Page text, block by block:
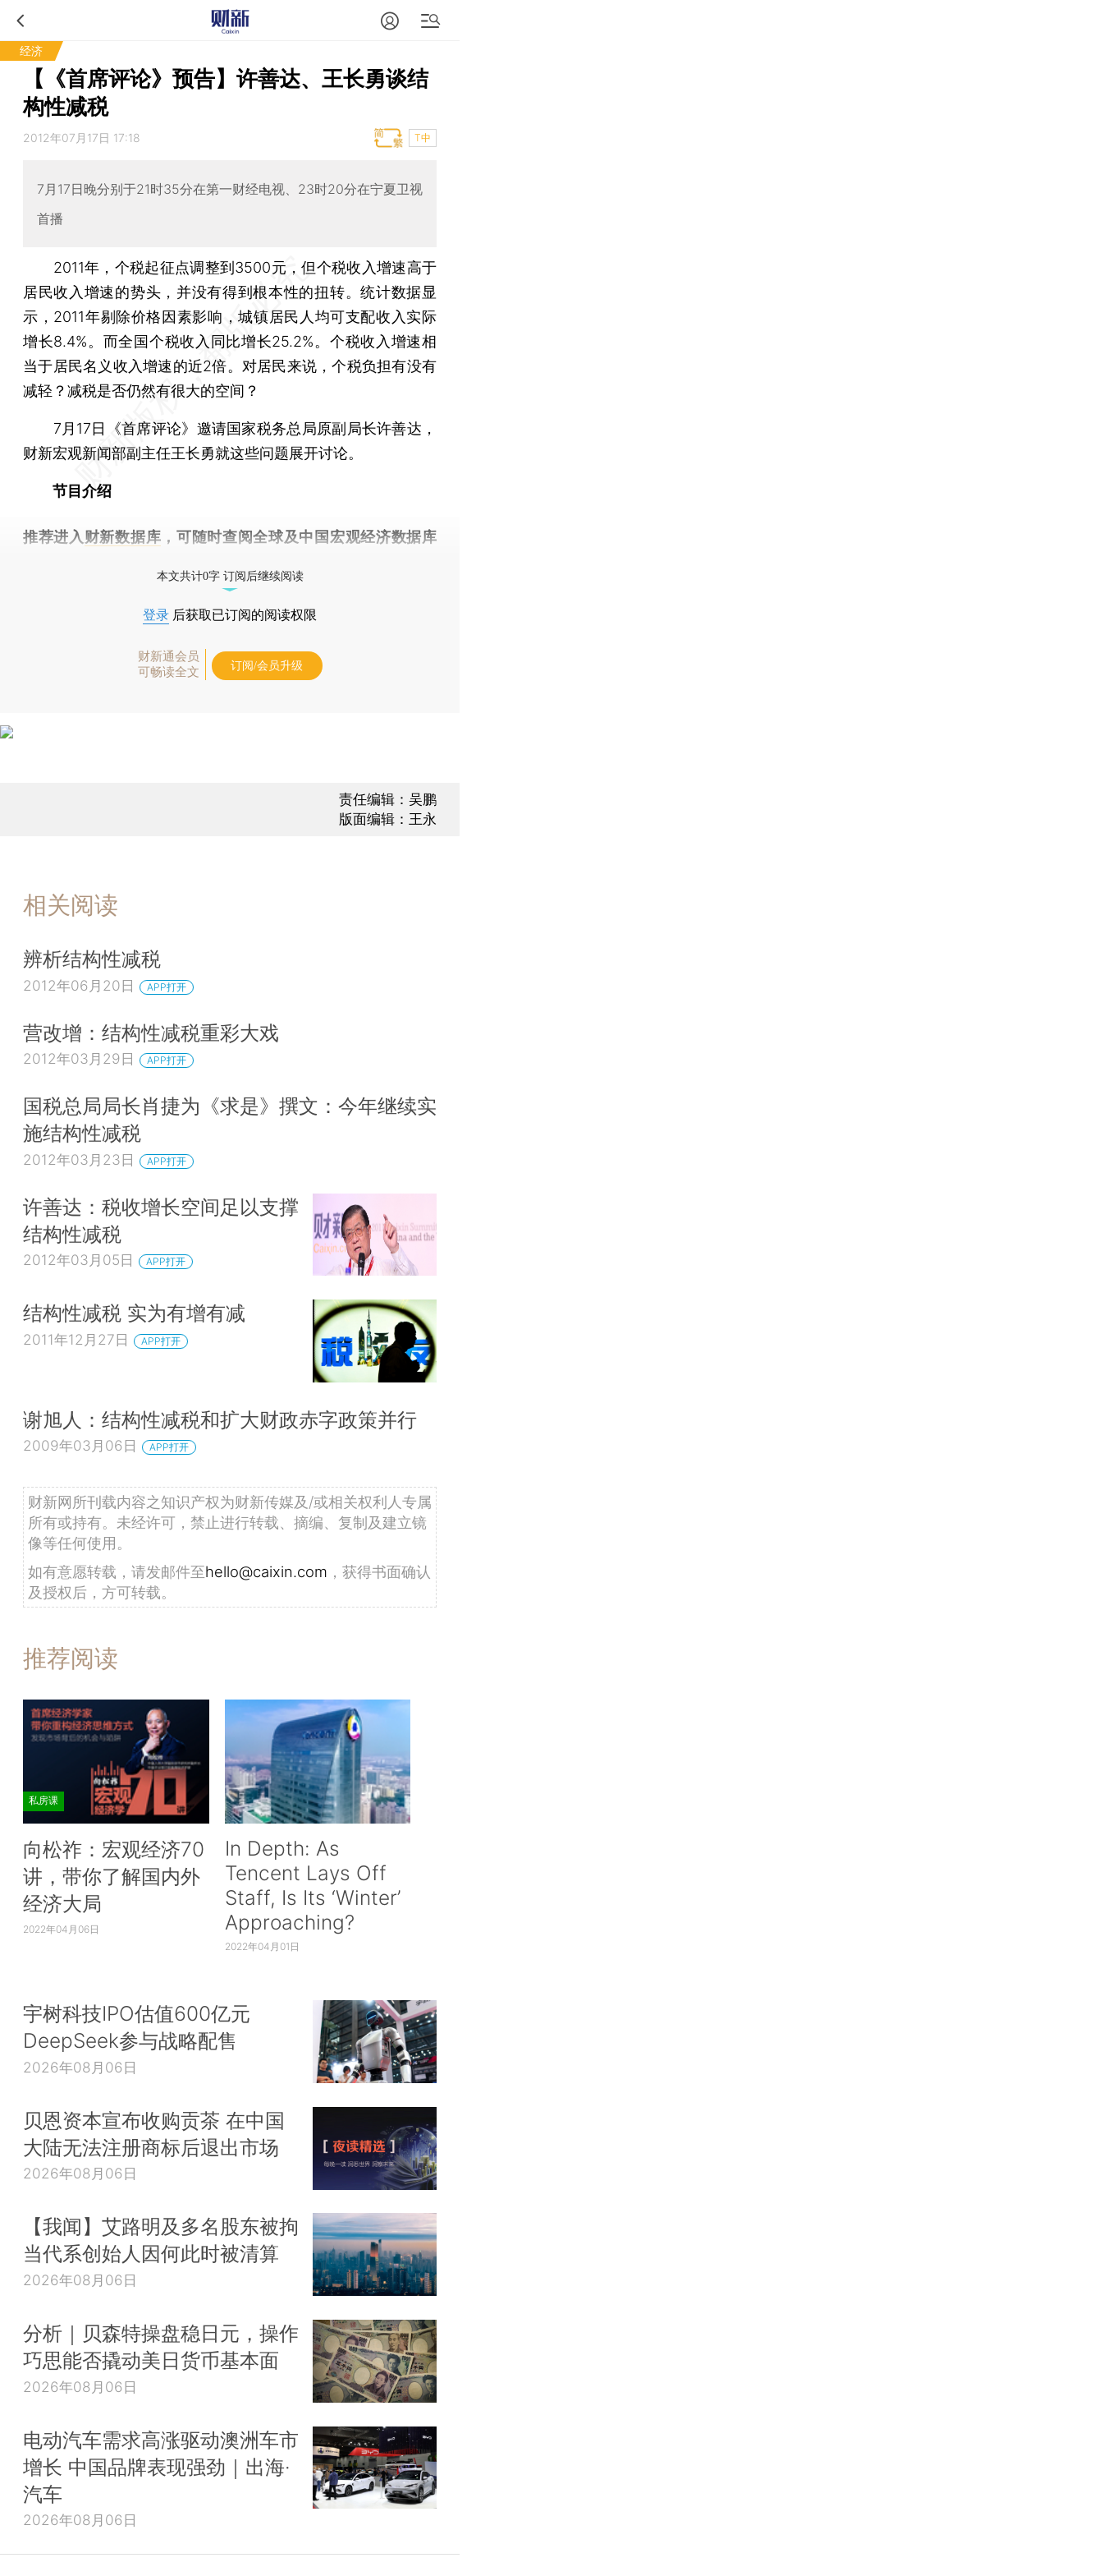
经济
【《首席评论》预告】许善达、王长勇谈结
构性减税
2012年07月17日 17:18 T中
7月17日晚分别于21时35分在第一财经电视、23时20分在宁夏卫视
首播
2011年，个税起征点调整到3500元，但个税收入增速高于
居民收入增速的势头，并没有得到根本性的扭转。统计数据显
示，2011年剔除价格因素影响，城镇居民人均可支配收入实际
增长8.4%。而全国个税收入同比增长25.2%。个税收入增速相
当于居民名义收入增速的近2倍。对居民来说，个税负担有没有
减轻？减税是否仍然有很大的空间？
7月17日《首席评论》邀请国家税务总局原副局长许善达，
财新宏观新闻部副主任王长勇就这些问题展开讨论。
节目介绍
推荐进入 财新数据库 ，可随时查阅全球及中国宏观经济数据库
本文共计0字 订阅后继续阅读
登录 后获取已订阅的阅读权限
财新通会员
可畅读全文
订阅/会员升级
责任编辑：吴鹏
版面编辑：王永
相关阅读
辨析结构性减税
2012年06月20日 APP打开
营改增：结构性减税重彩大戏
2012年03月29日 APP打开
国税总局局长肖捷为《求是》撰文：今年继续实
施结构性减税
2012年03月23日 APP打开
许善达：税收增长空间足以支撑
结构性减税
2012年03月05日 APP打开
结构性减税 实为有增有减
2011年12月27日 APP打开
谢旭人：结构性减税和扩大财政赤字政策并行
2009年03月06日 APP打开
财新网所刊载内容之知识产权为财新传媒及/或相关权利人专属
所有或持有。未经许可，禁止进行转载、摘编、复制及建立镜
像等任何使用。
如有意愿转载，请发邮件至hello@caixin.com ，获得书面确认
及授权后，方可转载。
推荐阅读
私房课
向松祚：宏观经济70
讲，带你了解国内外
经济大局
2022年04月06日
In Depth: As
Tencent Lays Off
Staff, Is Its ‘Winter’
Approaching?
2022年04月01日
宇树科技IPO估值600亿元
DeepSeek参与战略配售
2026年08月06日
贝恩资本宣布收购贡茶 在中国
大陆无法注册商标后退出市场
2026年08月06日
【我闻】艾路明及多名股东被拘
当代系创始人因何此时被清算
2026年08月06日
分析｜贝森特操盘稳日元，操作
巧思能否撬动美日货币基本面
2026年08月06日
电动汽车需求高涨驱动澳洲车市
增长 中国品牌表现强劲｜出海·
汽车
2026年08月06日